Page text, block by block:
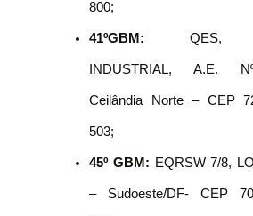
800;
41ºGBM: QES,
INDUSTRIAL, A.E.
Ceilândia Norte – CEP
503;
45º GBM: EQRSW 7/8,
– Sudoeste/DF- CEP